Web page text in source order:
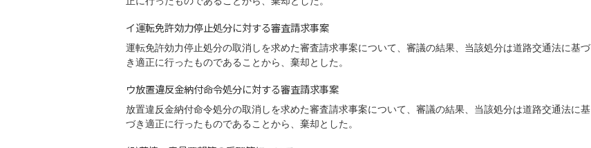
イ運転免許効力停止処分に対する審査請求事案
運転免許効力停止処分の取消しを求めた審査請求事案について、審議の結果、当該処分は道路交通法に基づ
き適正に行ったものであることから、棄却とした。
ウ放置違反金納付命令処分に対する審査請求事案
放置違反金納付命令処分の取消しを求めた審査請求事案について、審議の結果、当該処分は道路交通法に基
づき適正に行ったものであることから、棄却とした。